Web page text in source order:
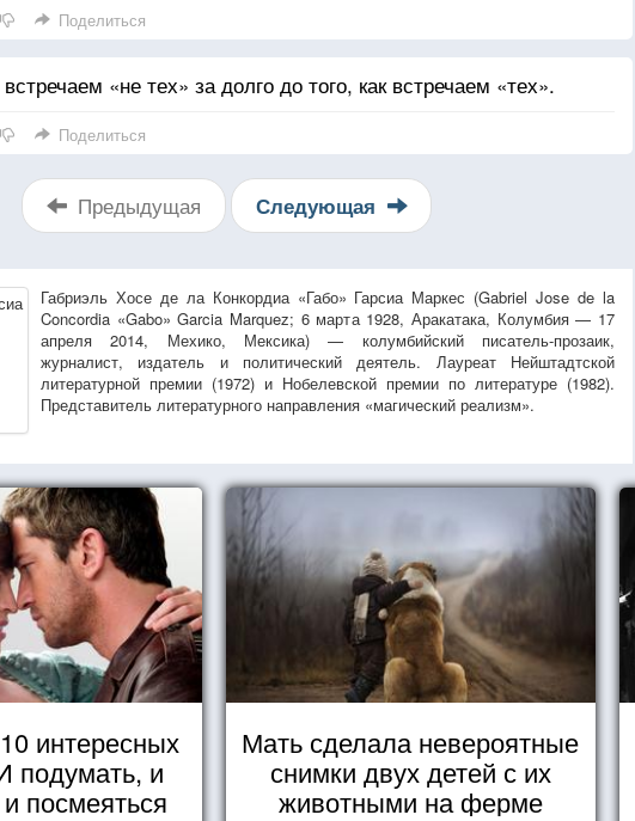
Поделиться
«не тех» за долго до того, как встречаем «тех».
Поделиться
Предыдущая Следующая
Габриэль Хосе де ла Конкордиа «Габо» Гарсиа Маркес (Gabriel Jose de la
Concordia «Gabo» Garcia Marquez; 6 марта 1928, Аракатака, Колумбия — 17
апреля 2014, Мехико, Мексика) — колумбийский писатель-прозаик,
журналист, издатель и политический деятель. Лауреат Нейштадтской
литературной премии (1972) и Нобелевской премии по литературе (1982).
Представитель литературного направления «магический реализм».
интересных
подумать, и
посмеяться
Мать сделала невероятные
снимки двух детей с их
животными на ферме